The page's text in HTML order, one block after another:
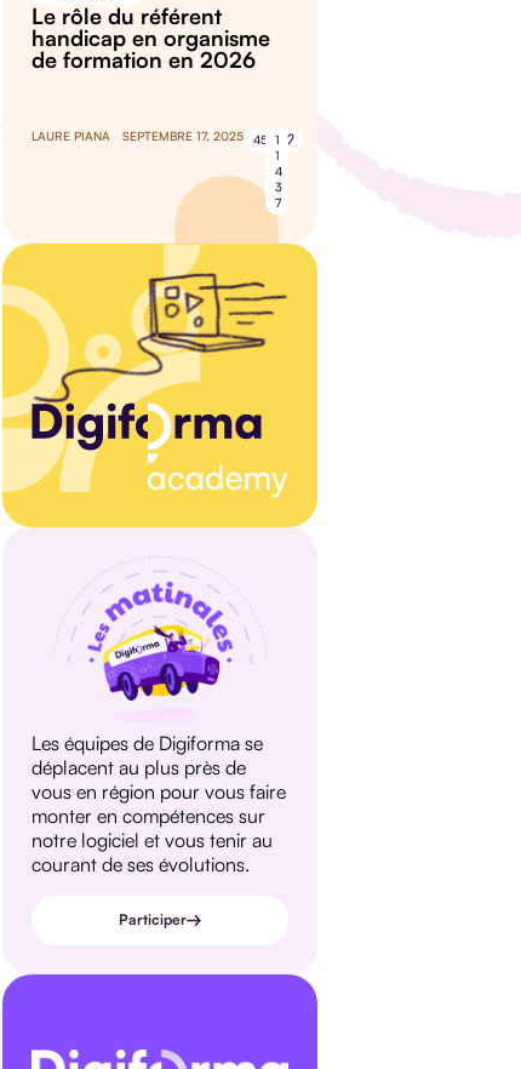
Le rôle du référent
handicap en organisme
de formation en 2026
LAURE PIANA SEPTEMBRE 17, 2025 45 1
1
4
3
7
Les équipes de Digiforma se
déplacent au plus près de
vous en région pour vous faire
monter en compétences sur
notre logiciel et vous tenir au
courant de ses évolutions.
Participer